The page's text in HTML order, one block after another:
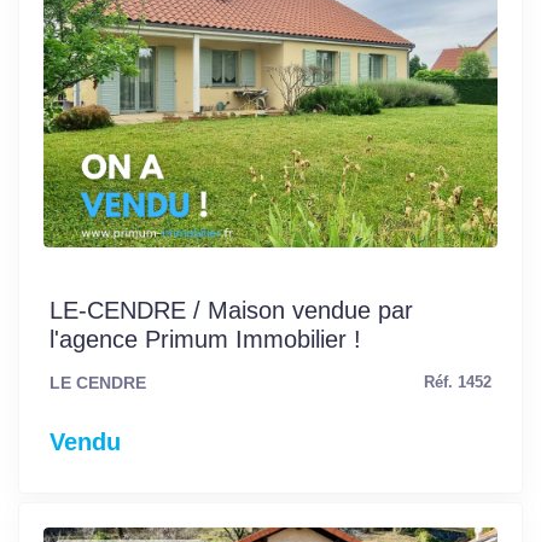
LE-CENDRE / Maison vendue par
l'agence Primum Immobilier !
LE CENDRE Réf. 1452
Vendu